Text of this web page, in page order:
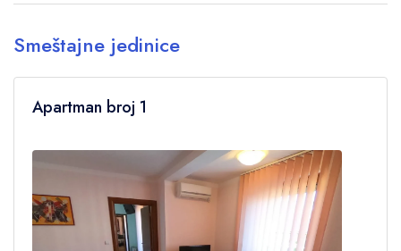
Smeštajne jedinice
Apartman broj 1